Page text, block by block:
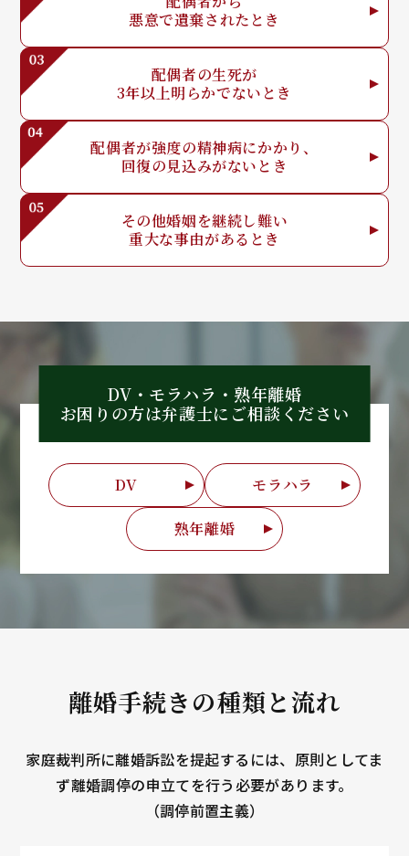
悪意で遺棄されたとき
配偶者の生死が
3年以上明らかでないとき
配偶者が強度の精神病にかかり、
回復の見込みがないとき
その他婚姻を継続し難い
重大な事由があるとき
DV・モラハラ・熟年離婚
お困りの方は弁護士に ご相談ください
DV モラハラ
熟年離婚
離婚手続きの種類と流れ
家庭裁判所に離婚訴訟を提起するには、原則としてま
ず離婚調停の申立てを行う必要があります。
（調停前置主義）